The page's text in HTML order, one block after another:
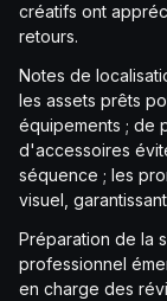
créatifs ont
retours.
Notes de
les assets prêts
équipements ; de
d'accessoires
séquence ; les
visuel,
Préparation de la
professionnel
en charge des